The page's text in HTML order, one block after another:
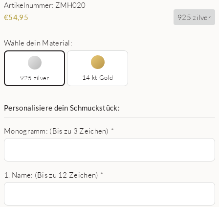
Artikelnummer: ZMH020
€54,95 925 zilver
Wähle dein Material:
925 zilver 14 kt Gold
Personalisiere dein Schmuckstück:
Monogramm: (Bis zu 3 Zeichen) *
1. Name: (Bis zu 12 Zeichen) *